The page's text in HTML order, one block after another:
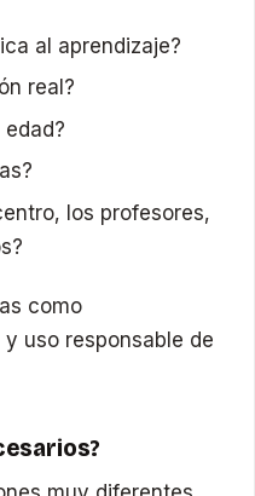
al aprendizaje?
real?
los profesores,
como
uso responsable de